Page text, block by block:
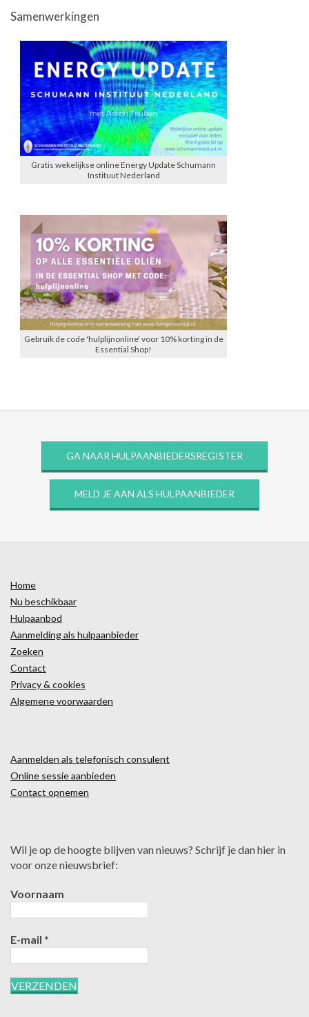
Samenwerkingen
Gratis wekelijkse online Energy Update Schumann
Instituut Nederland
Gebruik de code 'hulplijnonline' voor 10% korting in de
Essential Shop!
GA NAAR HULPAANBIEDERSREGISTER
MELD JE AAN ALS HULPAANBIEDER
Home
Nu beschikbaar
Hulpaanbod
Aanmelding als hulpaanbieder
Zoeken
Contact
Privacy & cookies
Algemene voorwaarden
Aanmelden als telefonisch consulent
Online sessie aanbieden
Contact opnemen
Wil je op de hoogte blijven van nieuws? Schrijf je dan hier in
voor onze nieuwsbrief:
Voornaam
E-mail *